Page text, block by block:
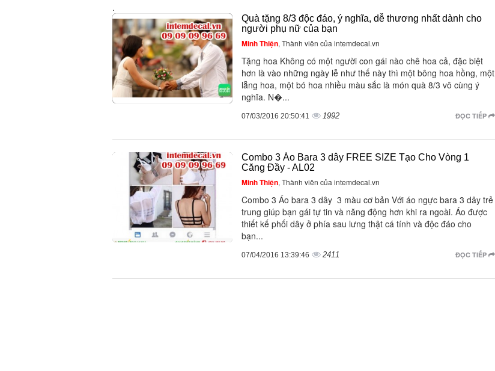
.
Quà tặng 8/3 độc đáo, ý nghĩa, dễ thương nhất dành cho
người phụ nữ của bạn
Minh Thiện, Thành viên của intemdecal.vn
Tặng hoa Không có một người con gái nào chê hoa cả, đặc biệt
hơn là vào những ngày lễ như thế này thì một bông hoa hồng, một
lẵng hoa, một bó hoa nhiều màu sắc là món quà 8/3 vô cùng ý
nghĩa. N�...
ĐỌC TIẾP
07/03/2016 20:50:41 1992
Combo 3 Áo Bara 3 dây FREE SIZE Tạo Cho Vòng 1
Căng Đầy - AL02
Minh Thiện, Thành viên của intemdecal.vn
Combo 3 Áo bara 3 dây 3 màu cơ bản Với áo ngực bara 3 dây trẻ
trung giúp bạn gái tự tin và năng động hơn khi ra ngoài. Áo được
thiết kế phối dây ở phía sau lưng thật cá tính và độc đáo cho
bạn...
ĐỌC TIẾP
07/04/2016 13:39:46 2411